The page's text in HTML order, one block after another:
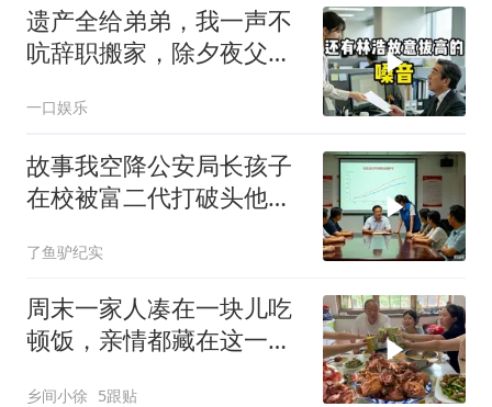
遗产全给弟弟，我一声不
吭辞职搬家，除夕夜父亲
一口娱乐
故事我空降公安局长孩子
在校被富二代打破头他爹
了鱼驴纪实
周末一家人凑在一块儿吃
顿饭，亲情都藏在这一饭
乡间小徐 5跟贴